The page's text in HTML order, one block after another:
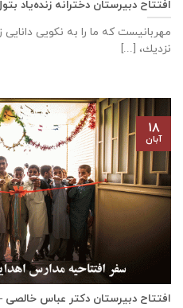
افتتاح دبيرستان دخترانه زنده‌یاد بتول کشانی –
مهربانيست كه ما را به نكويی
نزديك، [...]
افتتاح دبيرستان دكتر عباس خالصی – ۱۸
۱۸
آبان